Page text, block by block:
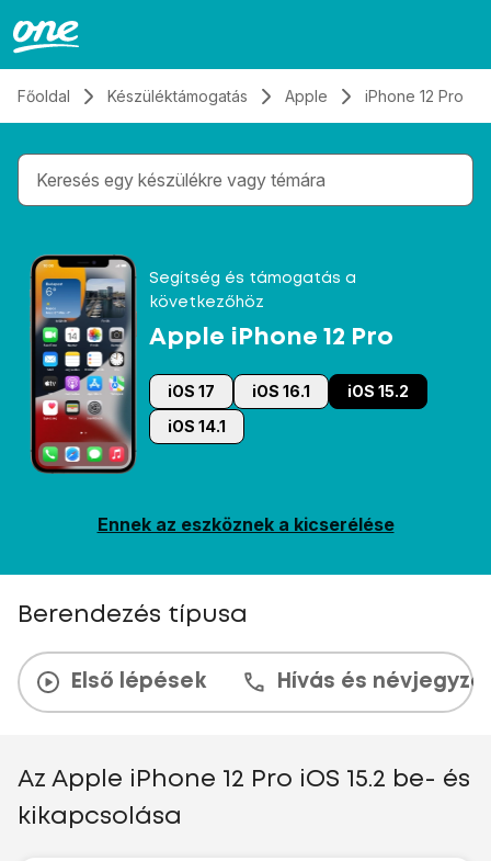
Főoldal Készüléktámogatás Apple iPhone 12 Pro
Gépelés közben megjelennek a keresési
Segítség és támogatás a
következőhöz
Apple iPhone 12 Pro
iOS 17 iOS 16.1
iOS 15.2
iOS 14.1
Ennek az eszköznek a kicserélése
Berendezés típusa
Első lépések Hívás és
Az Apple iPhone 12 Pro iOS 15.2 be- és
kikapcsolása